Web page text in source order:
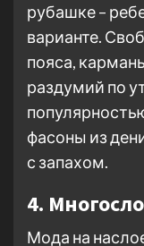
рубашке –
варианте.
пояса,
раздумий по
фасоны из
с запахом.
4.
Мода на